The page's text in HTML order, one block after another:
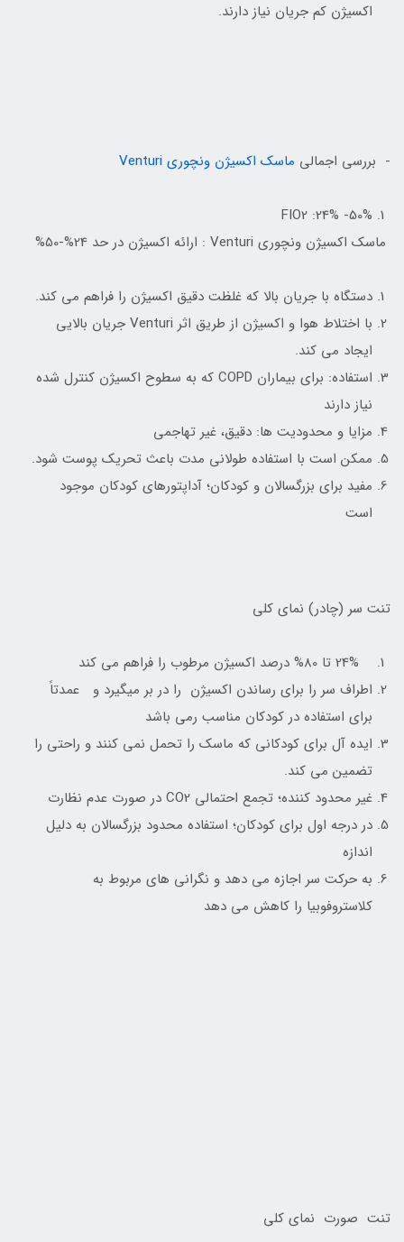
اکسیژن کم جریان نیاز دارند.
- بررسی اجمالی ماسک اکسیژن ونچوری Venturi
FIO2 :24% -50%
ماسک اکسیژن ونچوری Venturi : ارائه اکسیژن در حد 24%-50%
دستگاه با جریان بالا که غلظت دقیق اکسیژن را فراهم می کند.
با اختلاط هوا و اکسیژن از طریق اثر Venturi جریان بالایی
ایجاد می کند.
استفاده: برای بیماران COPD که به سطوح اکسیژن کنترل شده
نیاز دارند
مزایا و محدودیت ها: دقیق، غیر تهاجمی
ممکن است با استفاده طولانی مدت باعث تحریک پوست شود.
مفید برای بزرگسالان و کودکان؛ آداپتورهای کودکان موجود
است
تنت سر (چادر) نمای کلی
اطراف سر را برای رساندن اکسیژن را در بر میگیرد و عمدتاً
برای استفاده در کودکان مناسب رمی باشد
ایده آل برای کودکانی که ماسک را تحمل نمی کنند و راحتی را
تضمین می کند.
غیر محدود کننده؛ تجمع احتمالی CO2 در صورت عدم نظارت
در درجه اول برای کودکان؛ استفاده محدود بزرگسالان به دلیل
اندازه
به حرکت سر اجازه می دهد و نگرانی های مربوط به
کلاستروفوبیا را کاهش می دهد
تنت صورت نمای کلی